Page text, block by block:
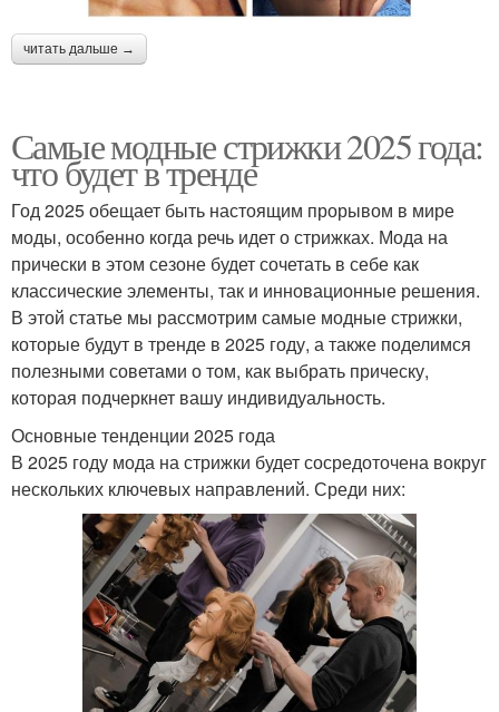
читать дальше →
Самые модные стрижки 2025 года:
что будет в тренде
Год 2025 обещает быть настоящим прорывом в мире
моды, особенно когда речь идет о стрижках. Мода на
прически в этом сезоне будет сочетать в себе как
классические элементы, так и инновационные решения.
В этой статье мы рассмотрим самые модные стрижки,
которые будут в тренде в 2025 году, а также поделимся
полезными советами о том, как выбрать прическу,
которая подчеркнет вашу индивидуальность.
Основные тенденции 2025 года
В 2025 году мода на стрижки будет сосредоточена вокруг
нескольких ключевых направлений. Среди них: